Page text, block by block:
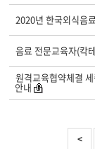
2020년 한국외식음
음료 전문교육자(칵
원격교육협약체결
안내
<